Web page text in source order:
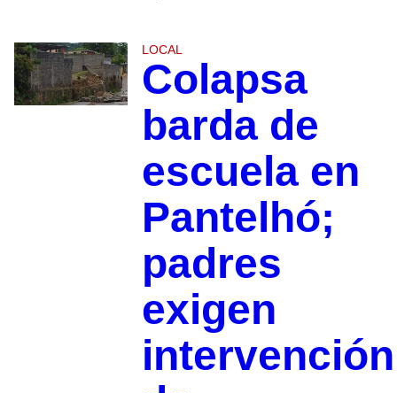
LOCAL
Colapsa
barda de
escuela en
Pantelhó;
padres
exigen
intervención